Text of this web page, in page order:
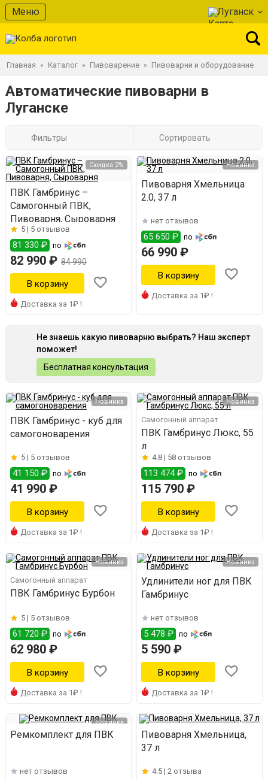
Меню Луганск
Главная » Каталог » Пивоварение » Пивоварни и оборудование
Автоматические пивоварни в
Луганске
Фильтры Сортировать
Скидка 2%
ПВК Гамбринус –
Самогонный ПВК,
Пивоварня, Сыроварня
5 | 5 отзывов
81 330 ₽ по
82 990 ₽ 84 990
Доставка за 1₽ !
Новинка
Пивоварня Хмельница
2.0, 37 л
нет отзывов
65 650 ₽ по
66 990 ₽
Доставка за 1₽ !
Не знаешь какую пивоварню выбрать? Наш эксперт
поможет!
Бесплатная консультация
Новинка
ПВК Гамбринус - куб для
самогоноварения
5 | 5 отзывов
41 150 ₽ по
41 990 ₽
Доставка за 1₽ !
Новинка
Самогонный аппарат
ПВК Гамбринус Люкс, 55
л
4.8 | 58 отзывов
113 474 ₽ по
115 790 ₽
Доставка за 1₽ !
Новинка
Самогонный аппарат
ПВК Гамбринус Бурбон
5 | 5 отзывов
61 720 ₽ по
62 980 ₽
Доставка за 1₽ !
Новинка
Удлинители ног для ПВК
Гамбринус
нет отзывов
5 478 ₽ по
5 590 ₽
Доставка за 1₽ !
Новинка
Ремкомплект для ПВК
нет отзывов
Пивоварня Хмельница,
37 л
4.5 |2 отзыва